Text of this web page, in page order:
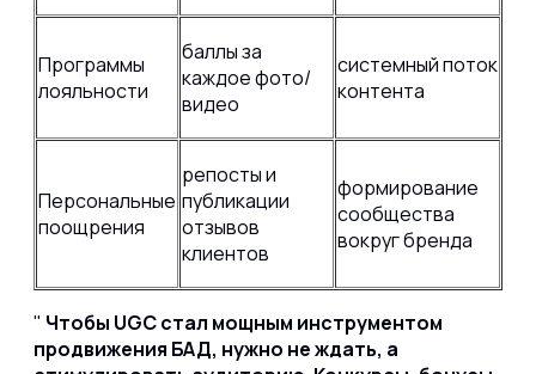
Программы
лояльности
баллы за
каждое фото/
видео
системный поток
контента
Персональные
поощрения
репосты и
публикации
отзывов
клиентов
формирование
сообщества
вокруг бренда
Чтобы UGC стал мощным инструментом
продвижения БАД, нужно не ждать, а